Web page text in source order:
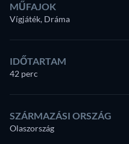
MŰFAJOK
Vígjáték, Dráma
IDŐTARTAM
42 perc
SZÁRMAZÁSI ORSZÁG
Olaszország